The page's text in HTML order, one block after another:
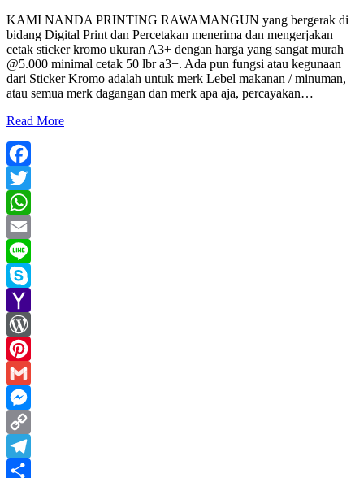
KAMI NANDA PRINTING RAWAMANGUN yang bergerak di
bidang Digital Print dan Percetakan menerima dan mengerjakan
cetak sticker kromo ukuran A3+ dengan harga yang sangat murah
@5.000 minimal cetak 50 lbr a3+. Ada pun fungsi atau kegunaan
dari Sticker Kromo adalah untuk merk Lebel makanan / minuman,
atau semua merk dagangan dan merk apa aja, percayakan…
Read More
Facebook
Twitter
WhatsApp
Email
Line
Skype
Yahoo
Mail
WordPress
Pinterest
Gmail
Messenger
Copy
Link
Telegram